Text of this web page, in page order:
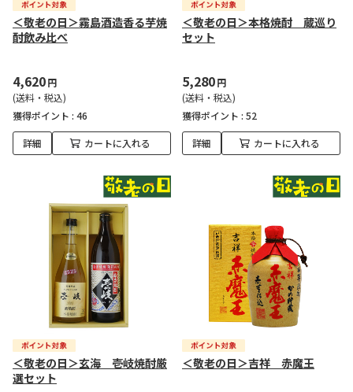
＜敬老の日＞霧島酒造香る芋焼
酎飲み比べ
4,620円
(送料・税込)
獲得ポイント : 46
詳細 カートに入れる
＜敬老の日＞本格焼酎 蔵巡り
セット
5,280円
(送料・税込)
獲得ポイント : 52
詳細 カートに入れる
＜敬老の日＞玄海 壱岐焼酎厳
選セット
＜敬老の日＞吉祥 赤魔王